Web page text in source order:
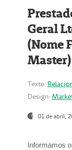
Geral
(Nome
Master)
Texto:
Design:
01 de abril,
Informamos